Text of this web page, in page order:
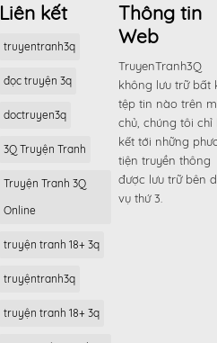
Liên kết
truyentranh3q
đọc truyện 3q
doctruyen3q
3Q Truyện Tranh
Truyện Tranh 3Q
Online
truyện tranh 18+ 3q
truyệntranh3q
truyện tranh 18+ 3q
Thông tin
Web
TruyenTranh3Q
không lưu trữ bất
tệp tin nào trên
chủ, chúng tôi chỉ
kết tới những
tiện truyền thông
được lưu trữ bên
vụ thứ 3.